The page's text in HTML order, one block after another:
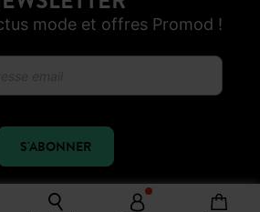
mode et offres Promod !
S'ABONNER